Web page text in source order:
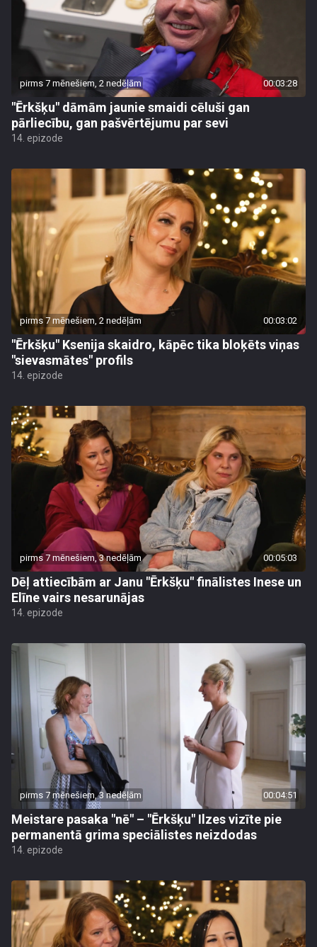
pirms 7 mēnešiem, 2 nedēļām 00:03:28
"Ērkšķu" dāmām jaunie smaidi cēluši gan
pārliecību, gan pašvērtējumu par sevi
14. epizode
pirms 7 mēnešiem, 2 nedēļām 00:03:02
"Ērkšķu" Ksenija skaidro, kāpēc tika bloķēts viņas
"sievasmātes" profils
14. epizode
pirms 7 mēnešiem, 3 nedēļām 00:05:03
Dēļ attiecībām ar Janu "Ērkšķu" finālistes Inese un
Elīne vairs nesarunājas
14. epizode
pirms 7 mēnešiem, 3 nedēļām 00:04:51
Meistare pasaka "nē" – "Ērkšķu" Ilzes vizīte pie
permanentā grima speciālistes neizdodas
14. epizode